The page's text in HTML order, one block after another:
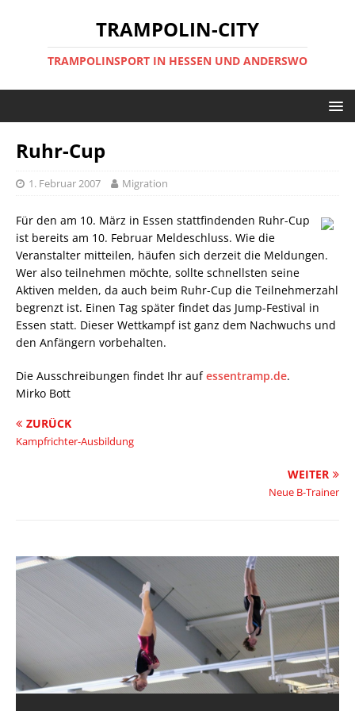
TRAMPOLIN-CITY
TRAMPOLINSPORT IN HESSEN UND ANDERSWO
Ruhr-Cup
1. Februar 2007 Migration
Für den am 10. März in Essen stattfindenden Ruhr-Cup
ist bereits am 10. Februar Meldeschluss. Wie die
Veranstalter mitteilen, häufen sich derzeit die Meldungen.
Wer also teilnehmen möchte, sollte schnellsten seine
Aktiven melden, da auch beim Ruhr-Cup die Teilnehmerzahl
begrenzt ist. Einen Tag später findet das Jump-Festival in
Essen statt. Dieser Wettkampf ist ganz dem Nachwuchs und
den Anfängern vorbehalten.
Die Ausschreibungen findet Ihr aufessentramp.de.
Mirko Bott
ZURÜCK
Kampfrichter-Ausbildung
WEITER
Neue B-Trainer